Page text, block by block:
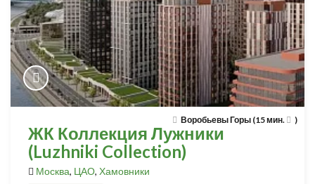
Воробьевы Горы (15 мин. )
ЖК Коллекция Лужники
(Luzhniki Collection)
Москва, ЦАО, Хамовники